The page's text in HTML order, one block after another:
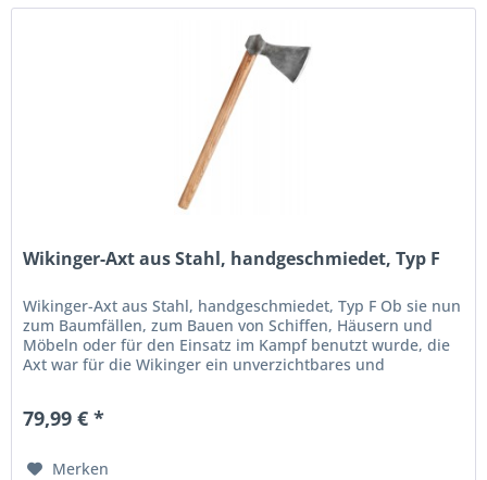
Wikinger-Axt aus Stahl, handgeschmiedet, Typ F
Wikinger-Axt aus Stahl, handgeschmiedet, Typ F Ob sie nun
zum Baumfällen, zum Bauen von Schiffen, Häusern und
Möbeln oder für den Einsatz im Kampf benutzt wurde, die
Axt war für die Wikinger ein unverzichtbares und
79,99 € *
Merken